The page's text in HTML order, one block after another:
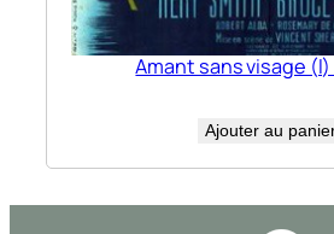
Amant sans visage (l)
Ajouter au